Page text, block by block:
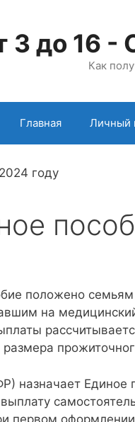
3 до 16
Как
Главная Личный
положено
на
назначает Единое
первом